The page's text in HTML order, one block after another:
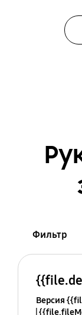
Фильтр
Версия